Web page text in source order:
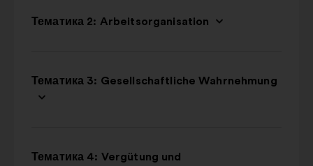
Тематика 2: Arbeitsorganisation
Тематика 3: Gesellschaftliche Wahrnehmung
Тематика 4: Vergütung und